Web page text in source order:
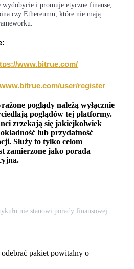
i promuje etyczne finanse,
czy Ethereumu, które nie mają
www.bitrue.com/
user/register
poglądy należą wyłącznie
poglądów tej platformy.
zrzekają się jakiejkolwiek
lub przydatność
Służy to tylko celom
zamierzone jako porada
nie stanowi porady finansowej
pakiet powitalny o